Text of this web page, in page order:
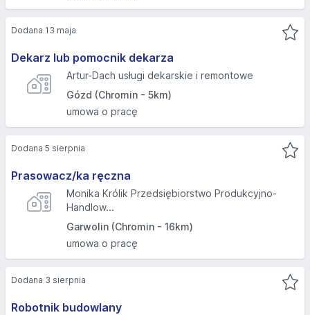
Dekarz lub pomocnik dekarza
Artur-Dach usługi dekarskie i remontowe
Gózd (Chromin - 5km)
umowa o pracę
Dodana 13 maja
Prasowacz/ka ręczna
Monika Królik Przedsiębiorstwo Produkcyjno-
Handlow...
Garwolin (Chromin - 16km)
umowa o pracę
Dodana 5 sierpnia
Robotnik budowlany
Dodana 3 sierpnia